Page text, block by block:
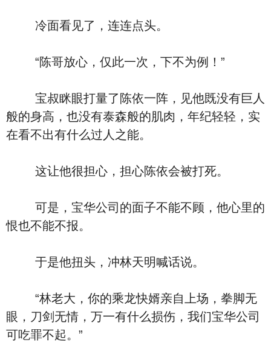
冷面看见了，连连点头。
“陈哥放心，仅此一次，下不为例！”
宝叔眯眼打量了陈依一阵，见他既没有巨人
般的身高，也没有泰森般的肌肉，年纪轻轻，实
在看不出有什么过人之能。
这让他很担心，担心陈依会被打死。
可是，宝华公司的面子不能不顾，他心里的
恨也不能不报。
于是他扭头，冲林天明喊话说。
“林老大，你的乘龙快婿亲自上场，拳脚无
眼，刀剑无情，万一有什么损伤，我们宝华公司
可吃罪不起。”